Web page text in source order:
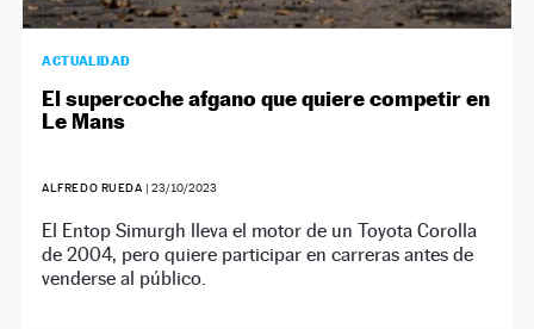
ACTUALIDAD
El supercoche afgano que quiere competir en
Le Mans
ALFREDO RUEDA | 23/10/2023
El Entop Simurgh lleva el motor de un Toyota Corolla
de 2004, pero quiere participar en carreras antes de
venderse al público.